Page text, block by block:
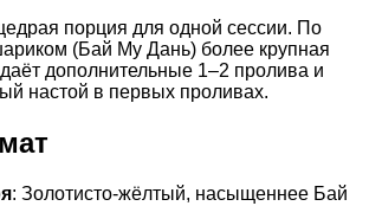
порция для одной сессии. По
(Бай Му Дань) более крупная
дополнительные 1–2 пролива и
настой в первых проливах.
: Золотисто-жёлтый, насыщеннее Бай